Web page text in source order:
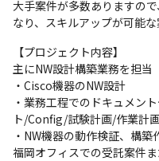
大手案件が多数ありますの
なり、スキルアップが可能な
【プロジェクト内容】
主にNW設計構築業務を担当
・Cisco機器のNW設計
・業務工程でのドキュメン
ト/Config/試験計画/作業計画
・NW機器の動作検証、構築
福岡オフィスでの受託案件